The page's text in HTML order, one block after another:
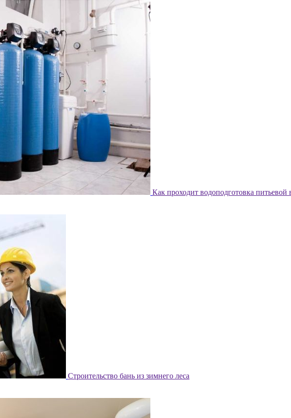
Как проходит водоподготовка питьевой
Строительство бань из зимнего леса